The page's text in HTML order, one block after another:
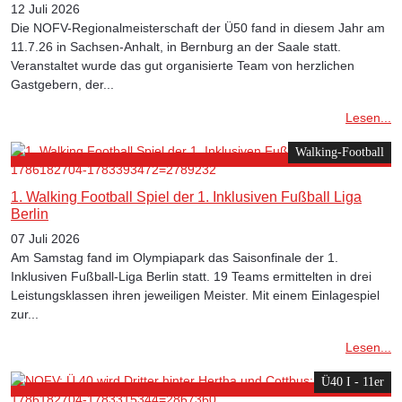
12 Juli 2026
Die NOFV-Regionalmeisterschaft der Ü50 fand in diesem Jahr am
11.7.26 in Sachsen-Anhalt, in Bernburg an der Saale statt.
Veranstaltet wurde das gut organisierte Team von herzlichen
Gastgebern, der...
Lesen...
Walking-Football
1. Walking Football Spiel der 1. Inklusiven Fußball Liga
Berlin
07 Juli 2026
Am Samstag fand im Olympiapark das Saisonfinale der 1.
Inklusiven Fußball-Liga Berlin statt. 19 Teams ermittelten in drei
Leistungsklassen ihren jeweiligen Meister. Mit einem Einlagespiel
zur...
Lesen...
Ü40 I - 11er